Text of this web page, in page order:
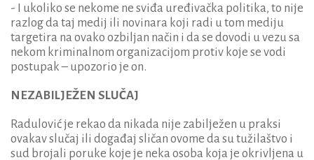
- I ukoliko se nekome ne sviđa uređivačka politika, to nije
razlog da taj medij ili novinara koji radi u tom mediju
targetira na ovako ozbiljan način i da se dovodi u vezu sa
nekom kriminalnom organizacijom protiv koje se vodi
postupak – upozorio je on.
NEZABILJEŽEN SLUČAJ
Radulović je rekao da nikada nije zabilježen u praksi
ovakav slučaj ili događaj sličan ovome da su tužilaštvo i
sud brojali poruke koje je neka osoba koja je okrivljena u